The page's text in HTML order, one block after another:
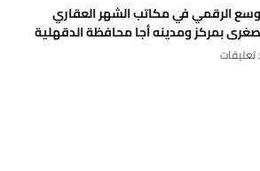
الرقمي في مكاتب الشهر العقاري
بمركز ومدينه أجا محافظة الدقهلية
تعليقات